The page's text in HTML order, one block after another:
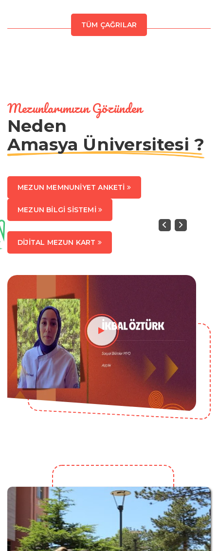
TÜM ÇAĞRILAR
Mezunlarımızın Gözünden
Neden
Amasya Üniversitesi ?
MEZUN MEMNUNIYET ANKETI
MEZUN BILGI SISTEMI
DIJITAL MEZUN KART
Previous
Next